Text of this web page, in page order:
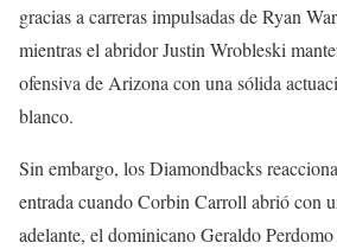
gracias a carreras impulsadas de Ryan
mientras el abridor Justin Wrobleski
ofensiva de Arizona con una sólida
blanco.
Sin embargo, los Diamondbacks
entrada cuando Corbin Carroll abrió con
adelante, el dominicano Geraldo